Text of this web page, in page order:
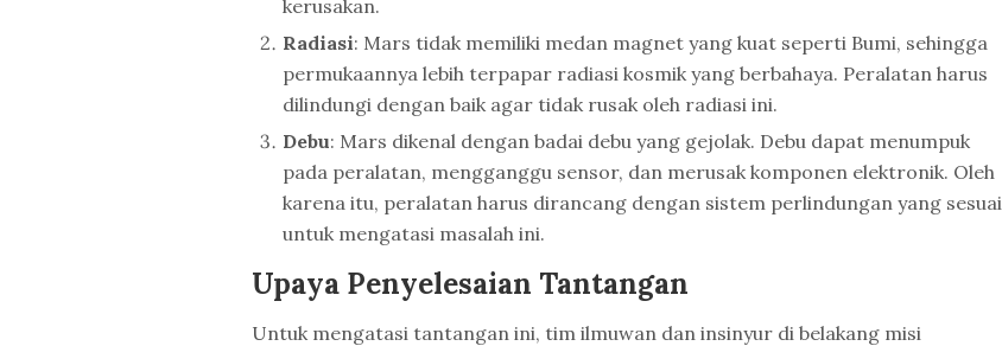
kerusakan.
Radiasi: Mars tidak memiliki medan magnet yang kuat seperti Bumi, sehingga
permukaannya lebih terpapar radiasi kosmik yang berbahaya. Peralatan harus
dilindungi dengan baik agar tidak rusak oleh radiasi ini.
Debu: Mars dikenal dengan badai debu yang gejolak. Debu dapat menumpuk
pada peralatan, mengganggu sensor, dan merusak komponen elektronik. Oleh
karena itu, peralatan harus dirancang dengan sistem perlindungan yang sesuai
untuk mengatasi masalah ini.
Upaya Penyelesaian Tantangan
Untuk mengatasi tantangan ini, tim ilmuwan dan insinyur di belakang misi